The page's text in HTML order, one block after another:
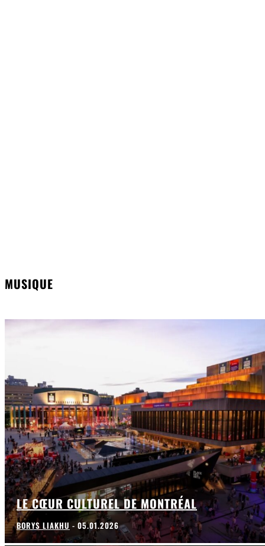
MUSIQUE
LE CŒUR CULTUREL DE MONTRÉAL
BORYS LIAKHU - 05.01.2026